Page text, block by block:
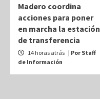
Madero coordina
acciones para poner
en marcha la estación
de transferencia
14 horas atrás | Por Staff
de Información